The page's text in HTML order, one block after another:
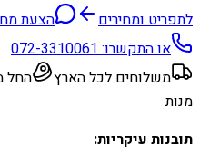
לתפריט ומחירים
הצעת
או התקשרו:072-3310061
משלוחים לכל הארץ
החל מ-50
מנות
תובנות עיקריות: